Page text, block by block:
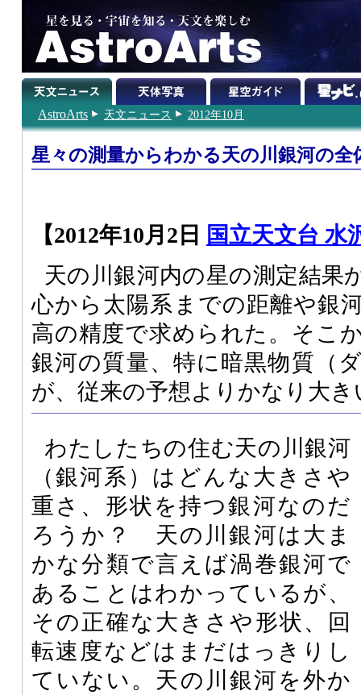
AstroArts 天文ニュース 2012年10月
星々の測量からわかる天の川銀河の全
【2012年10月2日
国立天文台 水
天の川銀河内の星の測定結果
心から太陽系までの距離や銀
高の精度で求められた。そこ
銀河の質量、特に暗黒物質（
が、従来の予想よりかなり大
わたしたちの住む天の川銀河
（銀河系）はどんな大きさや
重さ、形状を持つ銀河なのだ
ろうか？ 天の川銀河は大ま
かな分類で言えば渦巻銀河で
あることはわかっているが、
その正確な大きさや形状、回
転速度などはまだはっきりし
ていない。天の川銀河を外か